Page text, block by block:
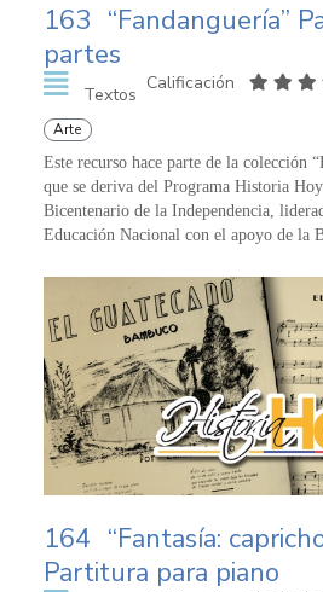
163 “Fandanguería”
partes
Textos
Calificación
Arte
Este recurso hace parte de la colección
que se deriva del Programa Historia
Bicentenario de la Independencia,
Educación Nacional con el apoyo de la
164 “Fantasía:
Partitura para piano